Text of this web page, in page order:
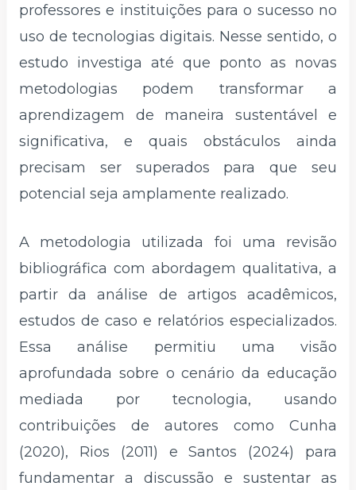
professores e instituições para o sucesso no
uso de tecnologias digitais. Nesse sentido, o
estudo investiga até que ponto as novas
metodologias podem transformar a
aprendizagem de maneira sustentável e
significativa, e quais obstáculos ainda
precisam ser superados para que seu
potencial seja amplamente realizado.
A metodologia utilizada foi uma revisão
bibliográfica com abordagem qualitativa, a
partir da análise de artigos acadêmicos,
estudos de caso e relatórios especializados.
Essa análise permitiu uma visão
aprofundada sobre o cenário da educação
mediada por tecnologia, usando
contribuições de autores como Cunha
(2020), Rios (2011) e Santos (2024) para
fundamentar a discussão e sustentar as